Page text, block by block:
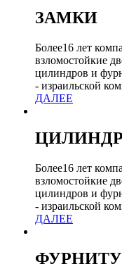
ЗАМКИ
Более16 лет
взломостойкие
цилиндров и
- израильской
ДАЛЕЕ
Более16 лет
взломостойкие
цилиндров и
- израильской
ДАЛЕЕ